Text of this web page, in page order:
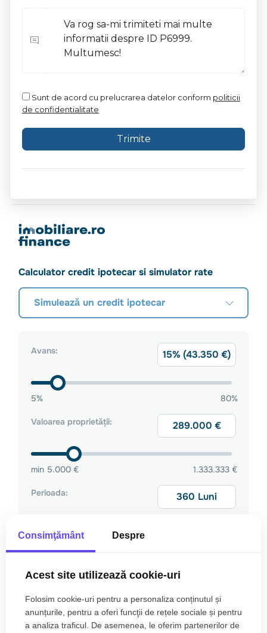
Sunt de acord cu prelucrarea datelor conform politicii
de confidentialitate
Consimţământ Despre
Acest site utilizează cookie-uri
Folosim cookie-uri pentru a personaliza conținutul și
anunțurile, pentru a oferi funcţii de rețele sociale și pentru
a analiza traficul. De asemenea, le oferim partenerilor de